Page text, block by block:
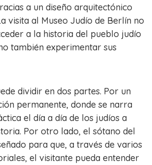
a un diseño arquitectónico
visita al Museo Judío de Berlín no
a la historia del pueblo judío
también experimentar sus
dividir en dos partes. Por un
permanente, donde se narra
el día a día de los judíos a
Por otro lado, el sótano del
para que, a través de varios
el visitante pueda entender